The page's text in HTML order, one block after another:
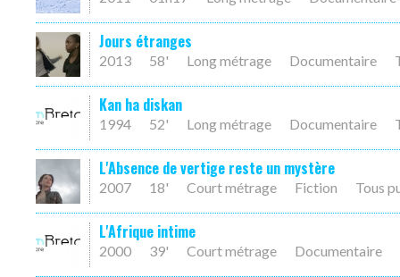
Jours étranges
2013 58' Long métrage Documentaire
Kan ha diskan
1994 52' Long métrage Documentaire
L'Absence de vertige reste un mystère
2007 18' Court métrage Fiction Tous
L'Afrique intime
2000 39' Court métrage Documentaire